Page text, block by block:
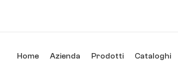
Home Azienda Prodotti Cataloghi